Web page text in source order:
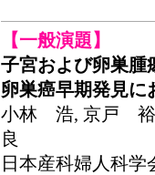
【一般演題】
子宮および卵巣腫
卵巣癌早期発見に
小林 浩, 京戸
良
日本産科婦人科学